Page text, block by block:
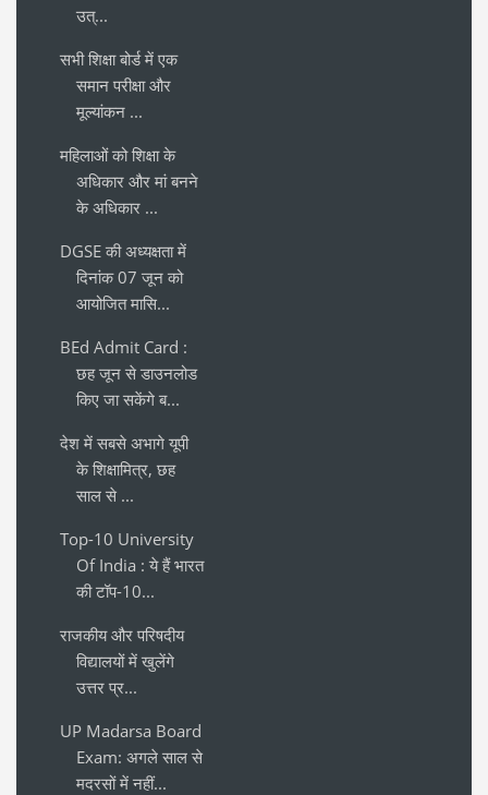
उत्...
सभी शिक्षा बोर्ड में एक
समान परीक्षा और
मूल्यांकन ...
महिलाओं को शिक्षा के
अधिकार और मां बनने
के अधिकार ...
DGSE की अध्यक्षता में
दिनांक 07 जून को
आयोजित मासि...
BEd Admit Card :
छह जून से डाउनलोड
किए जा सकेंगे ब...
देश में सबसे अभागे यूपी
के शिक्षामित्र, छह
साल से ...
Top-10 University
Of India : ये हैं भारत
की टॉप-10...
राजकीय और परिषदीय
विद्यालयों में खुलेंगे
उत्तर प्र...
UP Madarsa Board
Exam: अगले साल से
मदरसों में नहीं...